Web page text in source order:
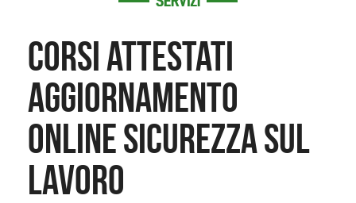
CORSI ATTESTATI
AGGIORNAMENTO
ONLINE SICUREZZA SUL
LAVORO